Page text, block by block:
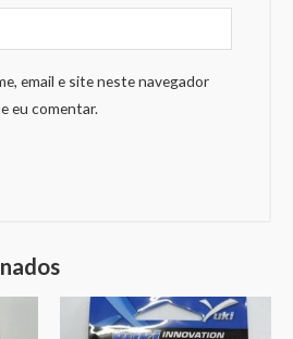
email e site neste navegador
eu comentar.